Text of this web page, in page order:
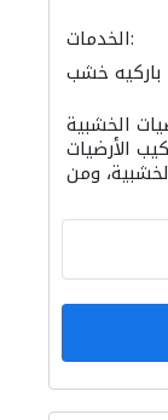
الخدمات:
باركيه خشب
الخشبية
الأرضيات